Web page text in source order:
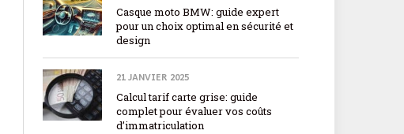
Casque moto BMW: guide expert
pour un choix optimal en sécurité et
design
21 JANVIER 2025
Calcul tarif carte grise: guide
complet pour évaluer vos coûts
d’immatriculation